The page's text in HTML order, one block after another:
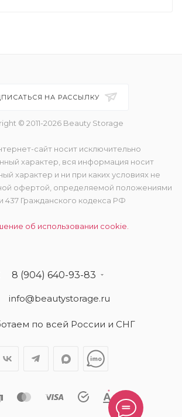
НА РАССЫЛКУ
© 2011-2026 Beauty Storage
сайт носит исключительно
характер, вся информация носит
характер и ни при каких условиях не
офертой, определяемой положениями
437 Гражданского кодекса РФ
об использовании cookie.
8 (904) 640-93-83
info@beautystorage.ru
по всей России и СНГ